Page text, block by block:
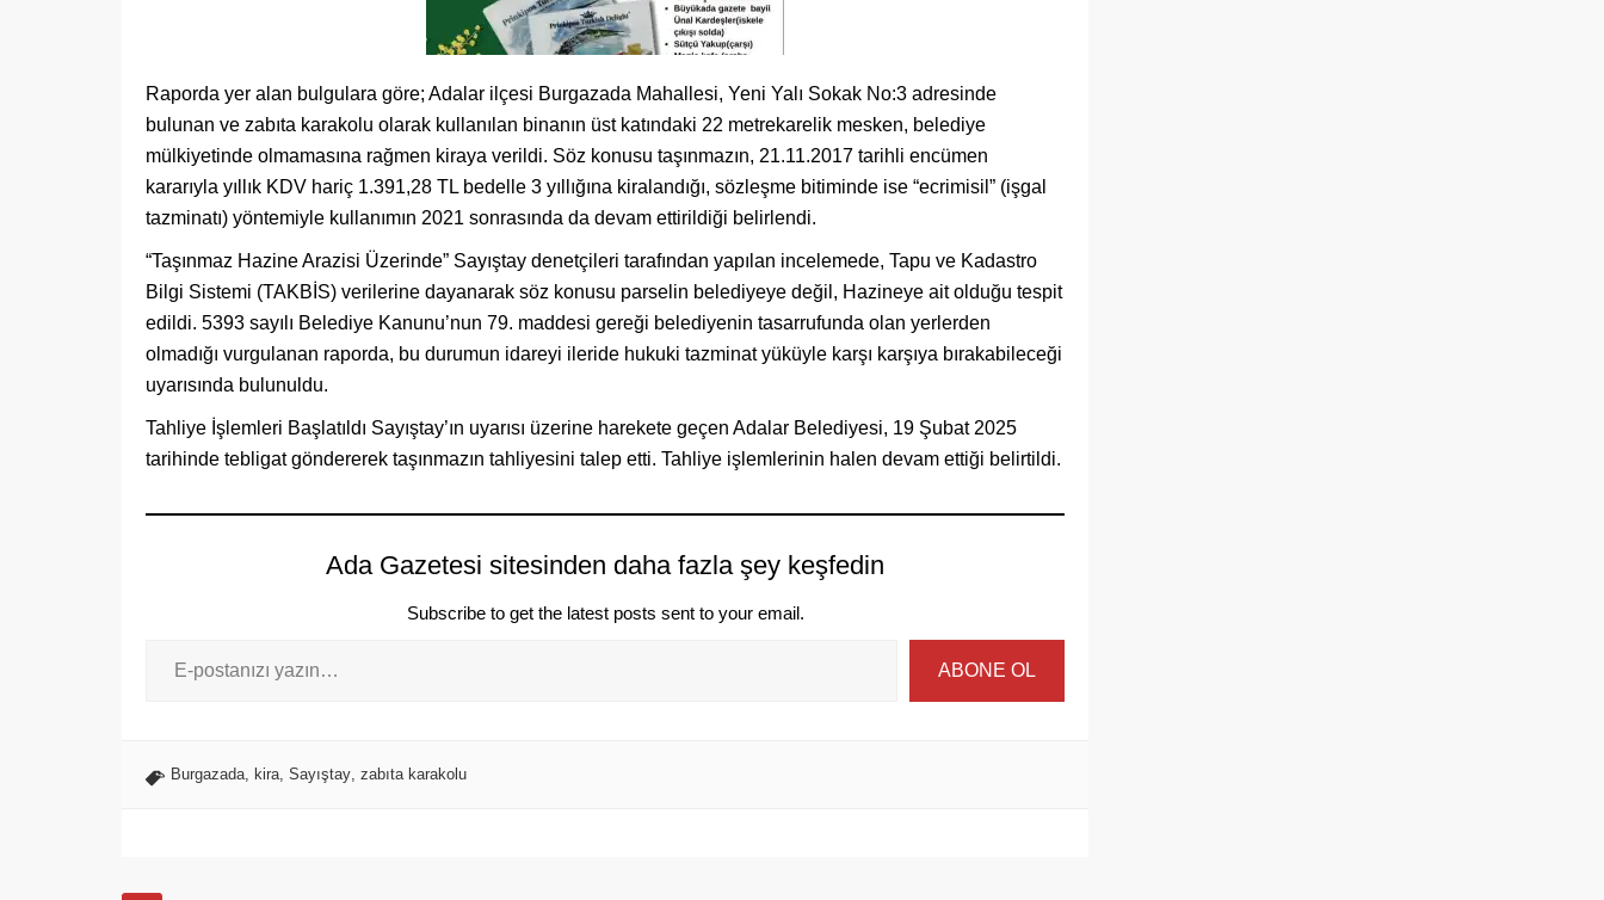
Raporda yer alan bulgulara göre; Adalar ilçesi Burgazada Mahallesi, Yeni Yalı Sokak No:3 adresinde
bulunan ve zabıta karakolu olarak kullanılan binanın üst katındaki 22 metrekarelik mesken, belediye
mülkiyetinde olmamasına rağmen kiraya verildi. Söz konusu taşınmazın, 21.11.2017 tarihli encümen
kararıyla yıllık KDV hariç 1.391,28 TL bedelle 3 yıllığına kiralandığı, sözleşme bitiminde ise “ecrimisil” (işgal
tazminatı) yöntemiyle kullanımın 2021 sonrasında da devam ettirildiği belirlendi.
“Taşınmaz Hazine Arazisi Üzerinde” Sayıştay denetçileri tarafından yapılan incelemede, Tapu ve Kadastro
Bilgi Sistemi (TAKBİS) verilerine dayanarak söz konusu parselin belediyeye değil, Hazineye ait olduğu tespit
edildi. 5393 sayılı Belediye Kanunu’nun 79. maddesi gereği belediyenin tasarrufunda olan yerlerden
olmadığı vurgulanan raporda, bu durumun idareyi ileride hukuki tazminat yüküyle karşı karşıya bırakabileceği
uyarısında bulunuldu.
Tahliye İşlemleri Başlatıldı Sayıştay’ın uyarısı üzerine harekete geçen Adalar Belediyesi, 19 Şubat 2025
tarihinde tebligat göndererek taşınmazın tahliyesini talep etti. Tahliye işlemlerinin halen devam ettiği belirtildi.
Ada Gazetesi sitesinden daha fazla şey keşfedin
Subscribe to get the latest posts sent to your email.
ABONE OL
Burgazada kira Sayıştay zabıta karakolu